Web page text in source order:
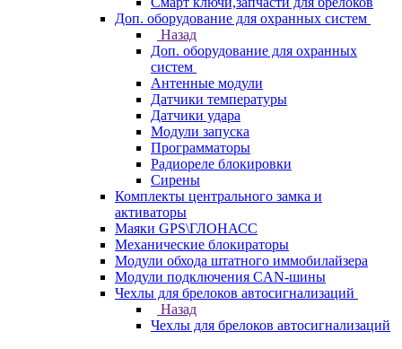
Доп. оборудование для охранных систем
Назад
Доп. оборудование для охранных
систем
Антенные модули
Датчики температуры
Датчики удара
Модули запуска
Программаторы
Радиореле блокировки
Сирены
Комплекты центрального замка и
активаторы
Маяки GPS\ГЛОНАСС
Механические блокираторы
Модули обхода штатного иммобилайзера
Модули подключения CAN-шины
Чехлы для брелоков автосигнализаций
Назад
Чехлы для брелоков автосигнализаций